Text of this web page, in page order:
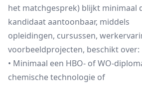
het matchgesprek) blijkt minimaal
kandidaat aantoonbaar, middels
opleidingen, cursussen,
voorbeeldprojecten, beschikt over:
• Minimaal een HBO- of WO-
chemische technologie of